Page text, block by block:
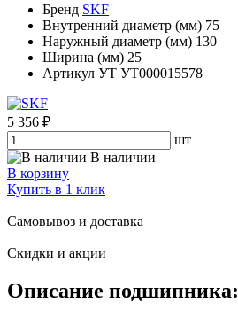
Бренд SKF
Внутренний диаметр (мм) 75
Наружный диаметр (мм) 130
Ширина (мм) 25
Артикул УТ УТ000015578
5 356 ₽
шт
В наличии
В корзину
Купить в 1 клик
Самовывоз и доставка
Скидки и акции
Описание подшипника: